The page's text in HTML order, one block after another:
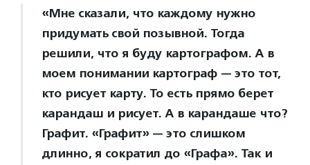
«Мне сказали, что каждому нужно
придумать свой позывной. Тогда
решили, что я буду картографом. А в
моем понимании картограф — это тот,
кто рисует карту. То есть прямо берет
карандаш и рисует. А в карандаше что?
Графит. «Графит» — это слишком
длинно, я сократил до «Графа». Так и